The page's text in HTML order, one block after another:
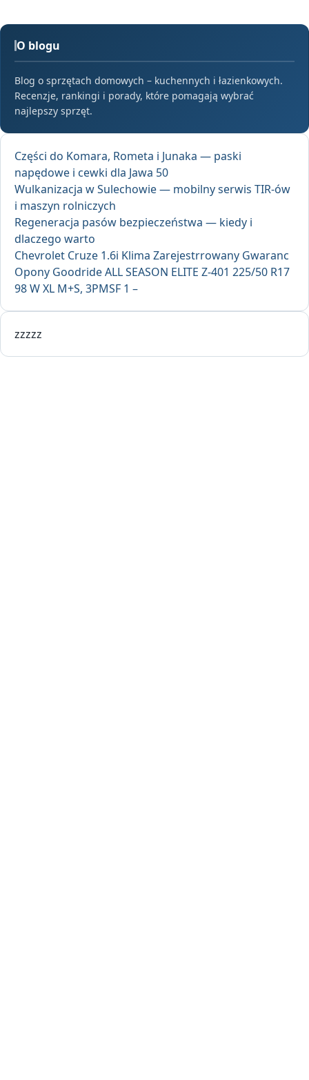
O blogu
Blog o sprzętach domowych – kuchennych i łazienkowych.
Recenzje, rankingi i porady, które pomagają wybrać
najlepszy sprzęt.
Części do Komara, Rometa i Junaka — paski
napędowe i cewki dla Jawa 50
Wulkanizacja w Sulechowie — mobilny serwis TIR-ów
i maszyn rolniczych
Regeneracja pasów bezpieczeństwa — kiedy i
dlaczego warto
Chevrolet Cruze 1.6i Klima Zarejestrrowany Gwaranc
Opony Goodride ALL SEASON ELITE Z-401 225/50 R17
98 W XL M+S, 3PMSF 1 –
zzzzz